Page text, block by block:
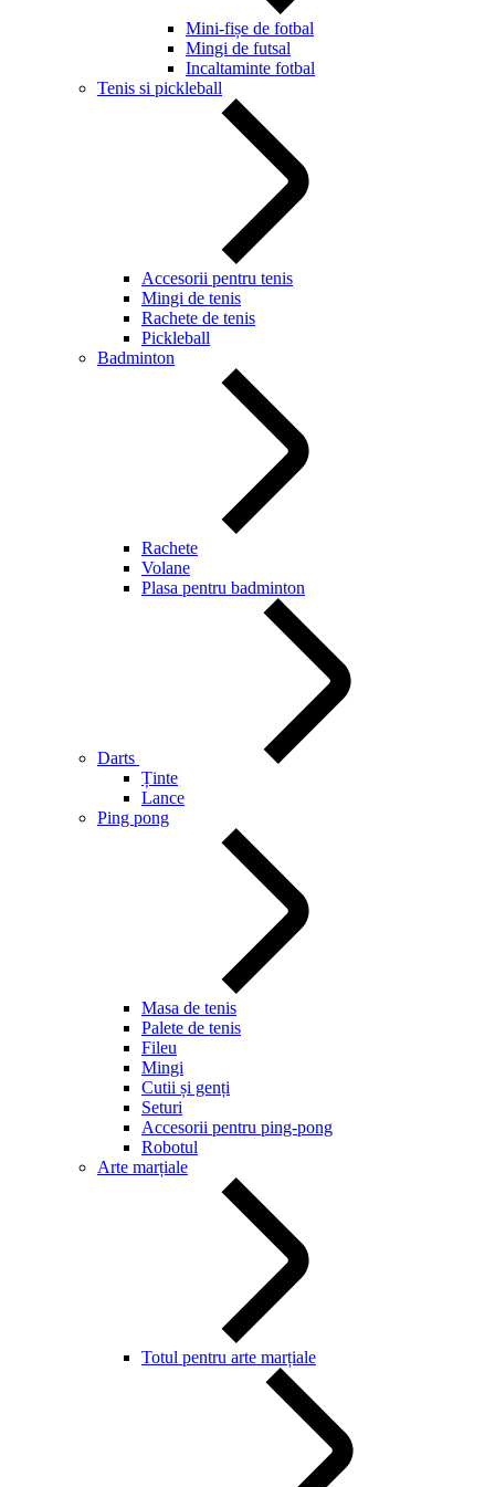
Mini-fișe de fotbal
Mingi de futsal
Incaltaminte fotbal
Tenis si pickleball
Accesorii pentru tenis
Mingi de tenis
Rachete de tenis
Pickleball
Badminton
Rachete
Volane
Plasa pentru badminton
Darts
Ținte
Lance
Ping pong
Masa de tenis
Palete de tenis
Fileu
Mingi
Cutii și genți
Seturi
Accesorii pentru ping-pong
Robotul
Arte marțiale
Totul pentru arte marțiale